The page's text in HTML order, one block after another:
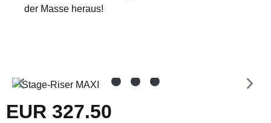
der Masse heraus!
Bildergalerie überspringen
Regulärer Preis:
EUR 327.50